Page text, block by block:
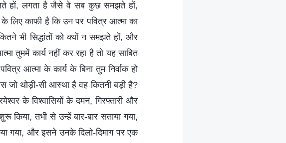
हों, लगता है जैसे वे सब कुछ समझते हों,
लिए काफी है कि उन पर पवित्र आत्मा का
भी सिद्धांतों को क्‍यों न समझते हों, और
तुममें कार्य नहीं कर रहा है तो यह साबित
आत्मा के कार्य के बिना तुम निर्वाक हो
जो थोड़ी-सी आस्‍था है वह कितनी बड़ी है?
के विश्वासियों के दमन, गिरफ्तारी और
किया, तभी से उन्हें बार-बार सताया गया,
गया, और इसने उनके दिलो-दिमाग पर एक